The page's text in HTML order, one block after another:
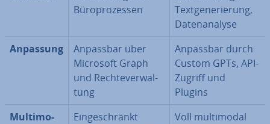
Bü­ro­pro­zes­sen
Text­ge­ne­rie­rung,
Da­ten­ana­ly­se
Anpassung
Anpassbar über
Microsoft Graph
und Rech­te­ver­wal­
tung
Anpassbar durch
Custom GPTs, API-
Zugriff und
Plugins
Mul­ti­mo­
Ein­ge­schränkt
Voll mul­ti­mo­dal